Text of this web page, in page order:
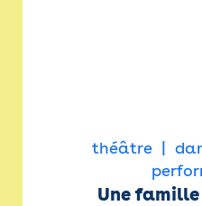
théâtre
Une